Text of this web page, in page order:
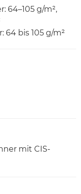
64–105 g/m²,
64 bis 105 g/m²
mit CIS-